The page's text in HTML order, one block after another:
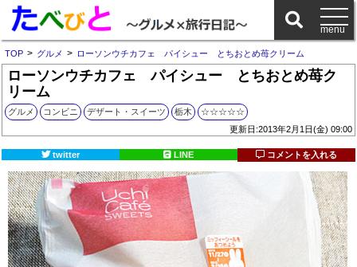
TOP > グルメ > ローソンウチカフェ パイシュー とちおとめ苺クリーム
ローソンウチカフェ パイシュー とちおとめ苺ク
リーム
グルメ コンビニ デザート・スイーツ 栃木
☆☆☆☆☆
更新日:2013年2月1日(金) 09:00
twitter LINE コメントを入れる